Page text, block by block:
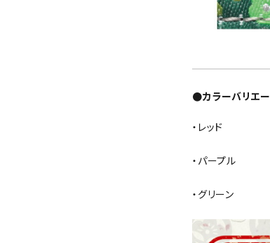
●カラーバリエ
・レッド
・パープル
・グリーン